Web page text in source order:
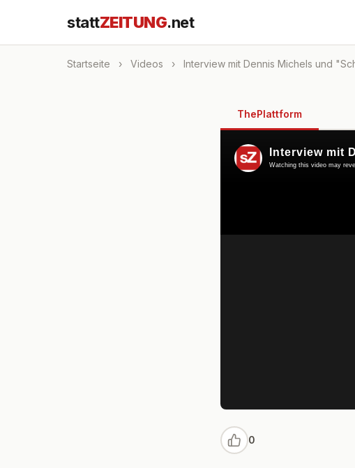
stattZEITUNG.net
Startseite › Videos › Interview mit Dennis Michels und
ThePlattform
0